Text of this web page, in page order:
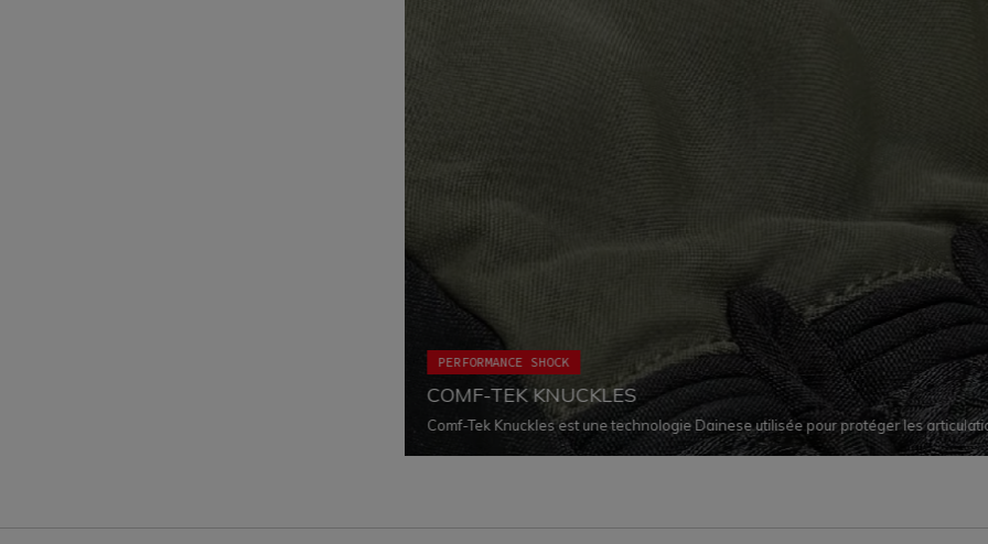
PERFORMANCE SHOCK
COMF-TEK KNUCKLES
Comf-Tek Knuckles est une technologie Dainese utilisée pour protéger les
en améliorant le confort et la liberté de mouvement. Cette technologie consiste en
assemblage spécial de protection viscoélastique souple en PU à l'intérieur du tissu